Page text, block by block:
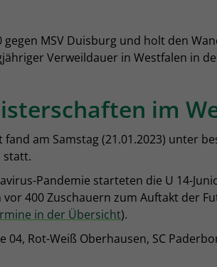
MSV Duisburg und holt den
Verweildauer in Westfalen in
im
am Samstag (21.01.2023) unter
statt.
Pandemie starteten die U 14-
400 Zuschauern zum Auftakt der
in der Übersicht).
04, Rot-Weiß Oberhausen, SC